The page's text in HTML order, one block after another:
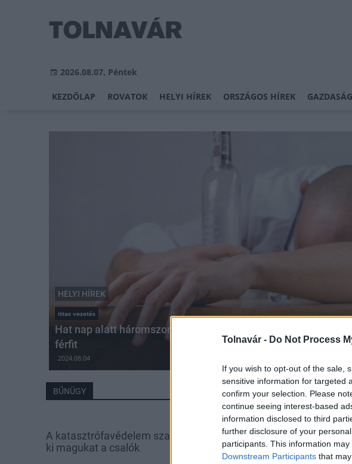
Tolnavár - Do Not Process
If you wish to opt-out of the sale,
sensitive information for targeted
confirm your selection. Please
continue seeing interest-based
information disclosed to third
further disclosure of your
participants. This information
Downstream Participants that
2026.08.07, Péntek
KEZDŐLAP ROVATOK HELYI HÍREK ORSZÁGOS HÍREK GAZDASÁG
HELYI HÍREK
ittas vezetés
Hat nap alatt háromszor kaptak el ittas vezetésért egy
férfit
2024.08.04
BŰNÜGY
A katasztrófavédelem szakembereinek adják
ki magukat a csalók